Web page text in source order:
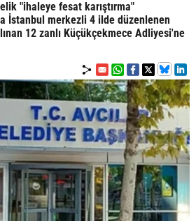
"ihaleye fesat karıştırma"
İstanbul merkezli 4 ilde düzenlenen
12 zanlı Küçükçekmece Adliyesi'ne